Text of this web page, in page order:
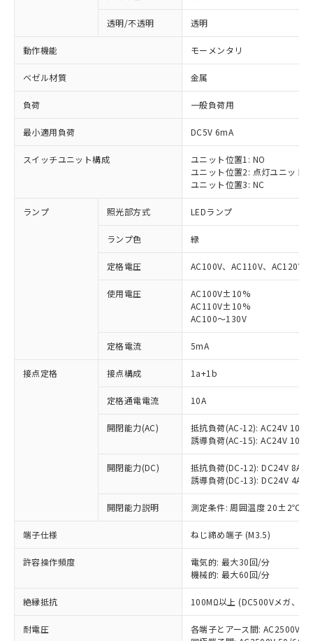
透明/不透明 透明
動作機能 モーメンタリ
ベゼル材質 金属
負荷 一般負荷用
最小適用負荷 DC5V 6mA
スイッチユニット構成
ユニット位置1: NO
ユニット位置2: 点灯ユニット
ユニット位置3: NC
ランプ 照光部方式 LEDランプ
ランプ色 緑
定格電圧 AC100V、AC110V、AC120V
使用電圧
AC100V±10%
AC110V±10%
AC100～130V
定格電流 5mA
接点定格 接点構成 1a+1b
定格通電電流 10A
開閉能力(AC)
抵抗負荷(AC-12): AC24V 10A/
誘導負荷(AC-15): AC24V
開閉能力(DC)
抵抗負荷(DC-12): DC24V 8A/
誘導負荷(DC-13): DC24V 4A/
開閉能力説明 測定条件: 周囲温度 20±2℃、
端子仕様 ねじ締め端子 (M3.5)
許容操作頻度
電気的: 最大30回/分
機械的: 最大60回/分
絶縁抵抗 100MΩ以上 (DC500Vメガ、点
耐電圧
各端子とアース間: AC2500V
ご利用条件
以下の条件をお読みいただき、同意のうえ
本サービスは、当社制御機器事業取扱
商品の当社在庫状況および標準価格
(税抜)を提供させていただくもので
当社制御機器事業取扱商品の中には、
本サービスの対象外となる商品もある
ことをご了承ください。
※1 対応状況
対応済み：EU RoHS指令（10物質）の
非含有に対応した製品が提供可能な商品で
対応予定：EU RoHS指令（10物質）の非含
有に対応した製品に切り替える予定のある
対応予定なし：EU RoHS指令（10物質）の
非含有に非対応の商品で、対応品を出す予
調査・確認中：EU RoHS指令（10物質）の
非含有の対応状況を調査中または確認中の
商品です。
非該当品：ライセンス料など無形物で、有
害物質有無と関係のない商品です。
仕入先様の事情により、非含有部品として
いたものが、含有品と判明した場合などや
「○」：最大均質材料含有率が中国RoHSの
「×」：最大均質材料含有率が中国RoHSの
基準値を超えていることを示します。
当社は、これら貴社製品のうち、外国